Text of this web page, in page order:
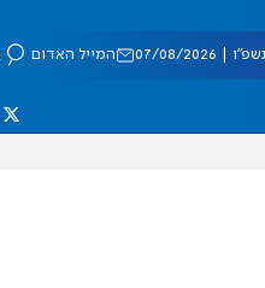
08/2026 המייל האדום